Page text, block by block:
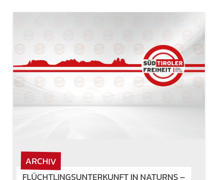
ARCHIV
FLÜCHTLINGSUNTERKUNFT IN NATURNS –